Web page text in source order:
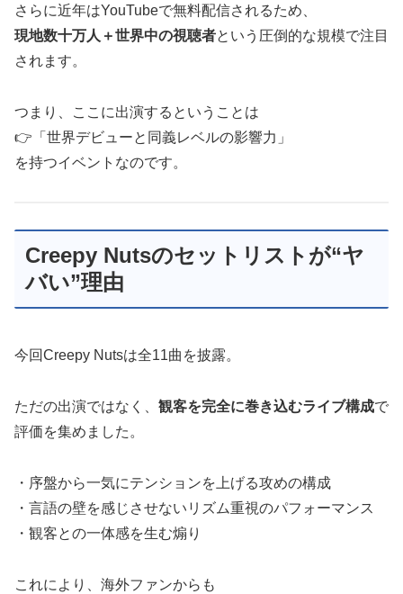
さらに近年はYouTubeで無料配信されるため、
現地数十万人＋世界中の視聴者という圧倒的な規模で注目
されます。
つまり、ここに出演するということは
👉「世界デビューと同義レベルの影響力」
を持つイベントなのです。
Creepy Nutsのセットリストが“ヤ
バい”理由
今回Creepy Nutsは全11曲を披露。
ただの出演ではなく、 観客を完全に巻き込むライブ構成で
評価を集めました。
・序盤から一気にテンションを上げる攻めの構成
・言語の壁を感じさせないリズム重視のパフォーマンス
・観客との一体感を生む煽り
これにより、海外ファンからも